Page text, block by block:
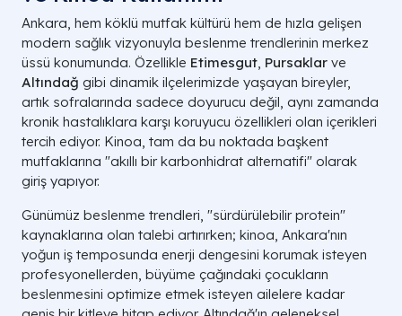
Vücut Sistemi Temel Fayda Mekanizması
Sindirim Prebiyotik lifler ve kısa zincirli yağ asidi
(bütirat) üretimi.
Dolaşım ALA (Omega-3), düşük sodyum ve
potasyum dengesi.
Bağışıklık Kuersetin, kaempferol ve çinko ile
hücresel koruma.
Boşaltım Düşük ürik asit yükü ve dengeli
filtrasyonu.
Ankara, hem köklü mutfak kültürü hem de hızla gelişen
modern sağlık vizyonuyla beslenme trendlerinin merkez
üssü konumunda. Özellikle Etimesgut, Pursaklar ve
Altındağ gibi dinamik ilçelerimizde yaşayan bireyler,
artık sofralarında sadece doyurucu değil, aynı zamanda
kronik hastalıklara karşı koruyucu özellikleri olan içerikleri
tercih ediyor. Kinoa, tam da bu noktada başkent
mutfaklarına "akıllı bir karbonhidrat alternatifi" olarak
giriş yapıyor.
Günümüz beslenme trendleri, "sürdürülebilir protein"
kaynaklarına olan talebi artırırken; kinoa, Ankara'nın
yoğun iş temposunda enerji dengesini korumak isteyen
profesyonellerden, büyüme çağındaki çocukların
beslenmesini optimize etmek isteyen ailelere kadar